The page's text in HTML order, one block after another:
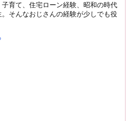
育て、住宅ローン経験、昭和の時代
そんなおじさんの経験が少しでも役